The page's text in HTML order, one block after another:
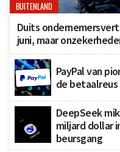
BUITENLAND
Duits
juni, maar
PayPal van
de
DeepSeek
miljard dollar
beursgang